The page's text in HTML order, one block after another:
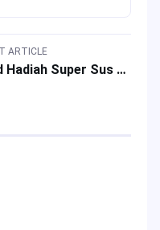
ARTICLE
Kod Hadiah Super Sus untuk Mac 2026 untuk Menebus Ganjaran Permainan